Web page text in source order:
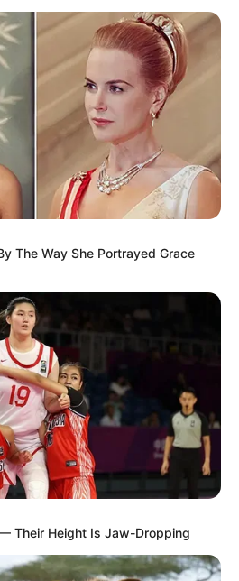
The Way She Portrayed Grace
Their Height Is Jaw-Dropping